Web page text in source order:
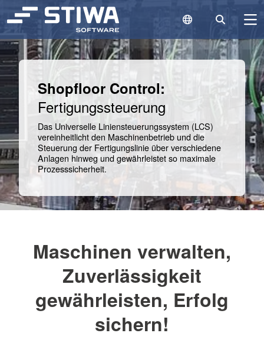
Language Switch
Search
Search
Shopfloor Control:
Fertigungssteuerung
Das Universelle Liniensteuerungssystem (LCS)
vereinheitlicht den Maschinenbetrieb und die
Steuerung der Fertigungslinie über verschiedene
Anlagen hinweg und gewährleistet so maximale
Prozesssicherheit.
Maschinen verwalten,
Zuverlässigkeit
gewährleisten, Erfolg
sichern!